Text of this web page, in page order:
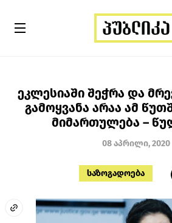
ეკლესიაში შეჭრა და
გამოყვანა არაა ამ
მიმართულება –
08 აპრილი, 2020
საზოგადოება